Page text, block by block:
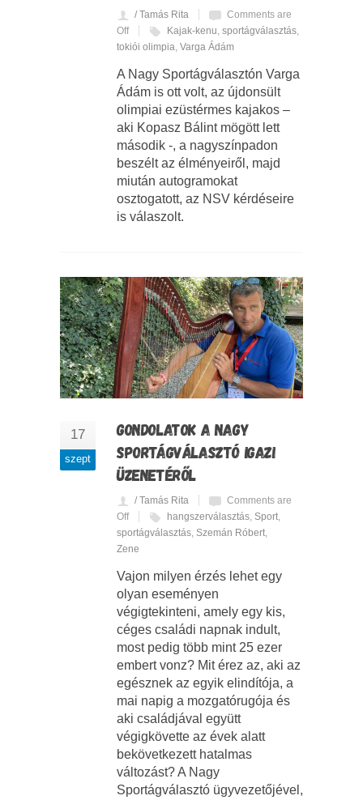
/ Tamás Rita
Comments are
Off
Kajak-kenu, sportágválasztás,
tokiói olimpia, Varga Ádám
A Nagy Sportágválasztón Varga
Ádám is ott volt, az újdonsült
olimpiai ezüstérmes kajakos –
aki Kopasz Bálint mögött lett
második -, a nagyszínpadon
beszélt az élményeiről, majd
miután autogramokat
osztogatott, az NSV kérdéseire
is válaszolt.
17
szept
GONDOLATOK A NAGY
SPORTÁGVÁLASZTÓ IGAZI
ÜZENETÉRŐL
/ Tamás Rita
Comments are
Off
hangszerválasztás, Sport,
sportágválasztás, Szemán Róbert,
Zene
Vajon milyen érzés lehet egy
olyan eseményen
végigtekinteni, amely egy kis,
céges családi napnak indult,
most pedig több mint 25 ezer
embert vonz? Mit érez az, aki az
egésznek az egyik elindítója, a
mai napig a mozgatórugója és
aki családjával együtt
végigkövette az évek alatt
bekövetkezett hatalmas
változást? A Nagy
Sportágválasztó ügyvezetőjével,